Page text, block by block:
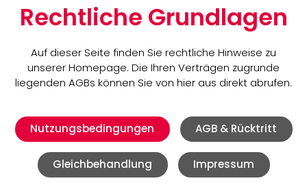
Rechtliche Grundlagen
Auf dieser Seite finden Sie rechtliche Hinweise zu
unserer Homepage. Die Ihren Verträgen zugrunde
liegenden AGBs können Sie von hier aus direkt abrufen.
Nutzungsbedingungen AGB & Rücktritt
Gleichbehandlung Impressum